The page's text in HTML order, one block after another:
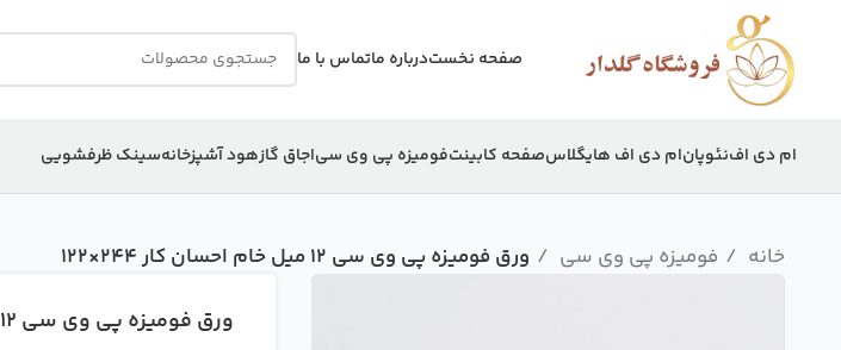
صفحه نخستدرباره ماتماس با ما
ام دی افنئوپانام دی اف هایگلاسصفحه کابینتفومیزه پی وی سیاجاق گازهود آشپزخانهسینک ظرفشویی
خانه فومیزه پی وی سی ورق فومیزه پی وی سی 12 میل خام احسان کار 244×122
ورق فومیزه پی وی سی 12 میل خام احسان کار 244×122